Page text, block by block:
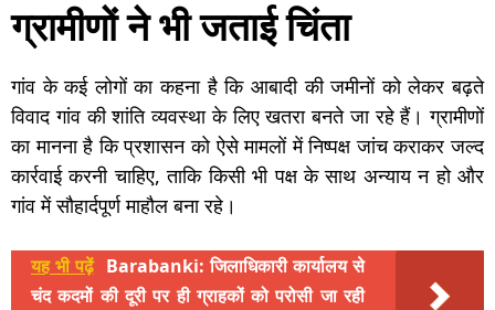
ग्रामीणों ने भी जताई चिंता
गांव के कई लोगों का कहना है कि आबादी की जमीनों को लेकर बढ़ते
विवाद गांव की शांति व्यवस्था के लिए खतरा बनते जा रहे हैं। ग्रामीणों
का मानना है कि प्रशासन को ऐसे मामलों में निष्पक्ष जांच कराकर जल्द
कार्रवाई करनी चाहिए, ताकि किसी भी पक्ष के साथ अन्याय न हो और
गांव में सौहार्दपूर्ण माहौल बना रहे।
यह भी पढ़ें Barabanki: जिलाधिकारी कार्यालय से
चंद कदमों की दूरी पर ही ग्राहकों को परोसी जा रही